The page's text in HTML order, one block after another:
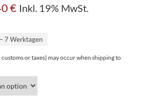
€ Inkl. 19% MwSt.
7 Werktagen
or taxes) may occur when shipping to